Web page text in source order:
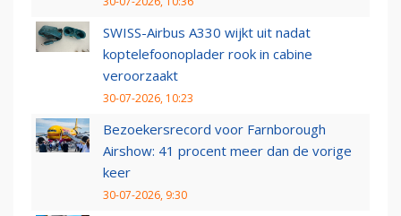
SWISS-Airbus A330 wijkt uit nadat
koptelefoonoplader rook in cabine
veroorzaakt
30-07-2026, 10:23
Bezoekersrecord voor Farnborough
Airshow: 41 procent meer dan de vorige
keer
30-07-2026, 9:30